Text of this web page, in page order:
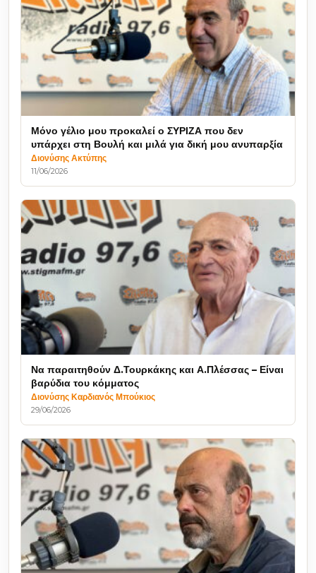
Μόνο γέλιο μου προκαλεί ο ΣΥΡΙΖΑ που δεν
υπάρχει στη Βουλή και μιλά για δική μου ανυπαρξία
Διονύσης Ακτύπης
11/06/2026
Να παραιτηθούν Δ.Τουρκάκης και Α.Πλέσσας – Είναι
βαρύδια του κόμματος
Διονύσης Καρδιανός Μπούκιος
29/06/2026